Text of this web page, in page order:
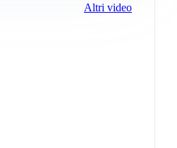
Altri video